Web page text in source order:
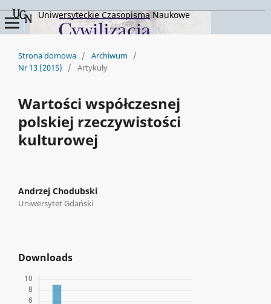
Uniwersyteckie Czasopisma Naukowe
Strona domowa / Archiwum /
Nr 13 (2015)
/ Artykuły
Wartości współczesnej
polskiej rzeczywistości
kulturowej
Andrzej Chodubski
Uniwersytet Gdański
Downloads